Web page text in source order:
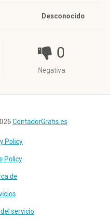
Desconocido
0
Negativa
ContadorGratis.es
Policy
Policy
de
servicio